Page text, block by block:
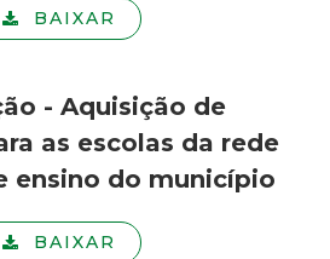
BAIXAR
- Aquisição de
as escolas da rede
ensino do município
BAIXAR